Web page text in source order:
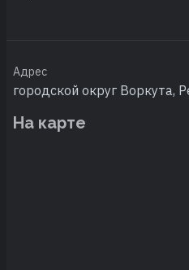
Адрес
городской округ Воркута,
На карте